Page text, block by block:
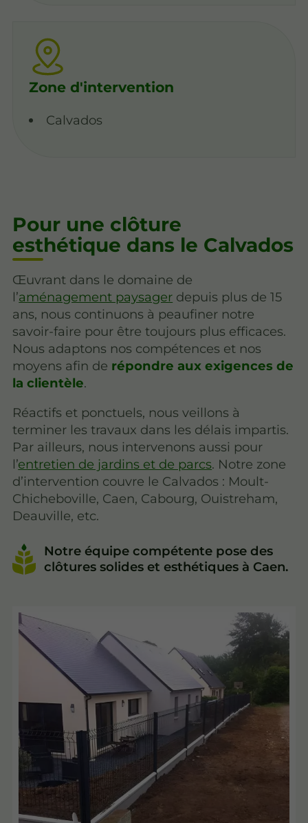
Zone d'intervention
Calvados
Pour une clôture
esthétique dans le Calvados
Œuvrant dans le domaine de
l’aménagement paysager depuis plus de 15
ans, nous continuons à peaufiner notre
savoir-faire pour être toujours plus efficaces.
Nous adaptons nos compétences et nos
moyens afin de répondre aux exigences de
la clientèle.
Réactifs et ponctuels, nous veillons à
terminer les travaux dans les délais impartis.
Par ailleurs, nous intervenons aussi pour
l’entretien de jardins et de parcs. Notre zone
d’intervention couvre le Calvados : Moult-
Chicheboville, Caen, Cabourg, Ouistreham,
Deauville, etc.
Notre équipe compétente pose des
clôtures solides et esthétiques à Caen.